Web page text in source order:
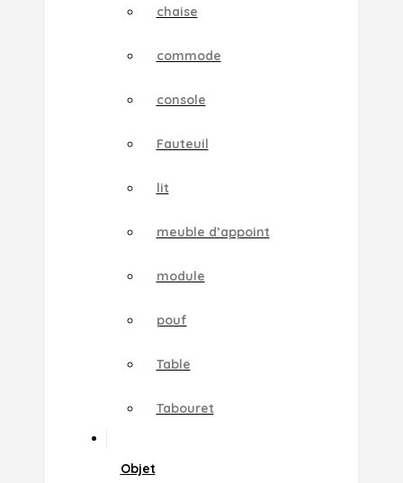
chaise
commode
console
Fauteuil
lit
meuble d’appoint
module
pouf
Table
Tabouret
Objet